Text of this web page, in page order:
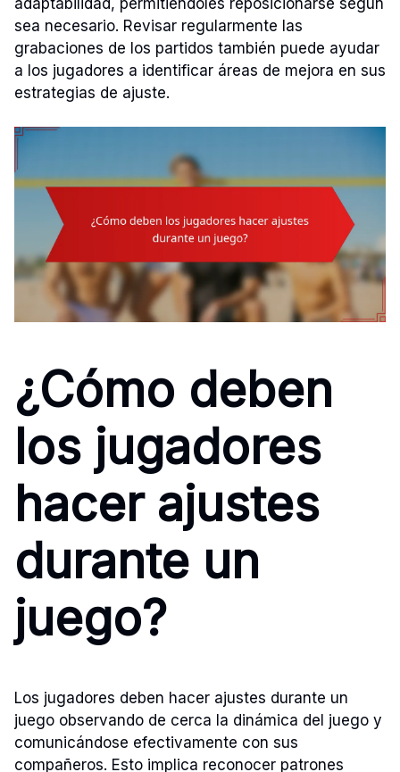
sea necesario. Revisar regularmente las
grabaciones de los partidos también puede ayudar
a los jugadores a identificar áreas de mejora en sus
estrategias de ajuste.
¿Cómo deben
los jugadores
hacer ajustes
durante un
juego?
Los jugadores deben hacer ajustes durante un
juego observando de cerca la dinámica del juego y
comunicándose efectivamente con sus
compañeros. Esto implica reconocer patrones